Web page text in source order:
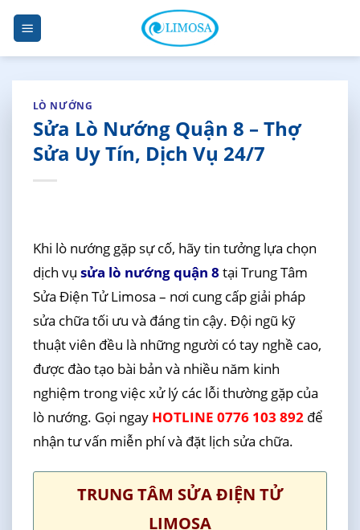
Skip
content
LÒ NƯỚNG
Sửa Lò Nướng Quận 8 – Thợ
Sửa Uy Tín, Dịch Vụ 24/7
Khi lò nướng gặp sự cố, hãy tin tưởng lựa chọn
dịch vụ sửa lò nướng quận 8 tại Trung Tâm
Sửa Điện Tử Limosa – nơi cung cấp giải pháp
sửa chữa tối ưu và đáng tin cậy. Đội ngũ kỹ
thuật viên đều là những người có tay nghề cao,
được đào tạo bài bản và nhiều năm kinh
nghiệm trong việc xử lý các lỗi thường gặp của
lò nướng. Gọi ngay HOTLINE 0776 103 892để
nhận tư vấn miễn phí và đặt lịch sửa chữa.
TRUNG TÂM SỬA ĐIỆN TỬ
LIMOSA